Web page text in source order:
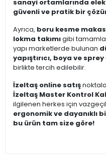
sanayi ortamlarında
güvenli ve pratik bir
Ayrıca, boru kesme
lokma takımıgibi
yapı marketlerde bulunan
yapıştırıcı, boya ve sprey
birlikte tercih edilebilir.
İzeltaş online satış
İzeltaş Master Kontrol
ilgilenen herkes için
ergonomik ve dayanıklı
bu ürün tam size göre!